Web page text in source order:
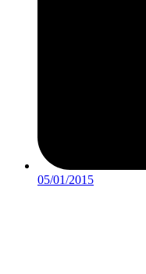
05/01/2015